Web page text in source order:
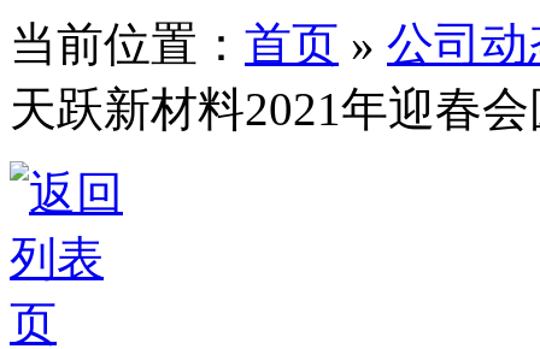
当前位置： 首页 » 公司动
天跃新材料2021年迎春